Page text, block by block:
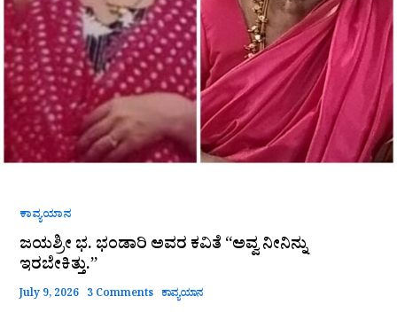
ಕಾವ್ಯಯಾನ
ಜಯಶ್ರೀ ಭ. ಭಂಡಾರಿ ಅವರ ಕವಿತೆ “ಅವ್ವ ನೀನಿನ್ನು
ಇರಬೇಕಿತ್ತು.”
July 9, 2026 3 Comments ಕಾವ್ಯಯಾನ